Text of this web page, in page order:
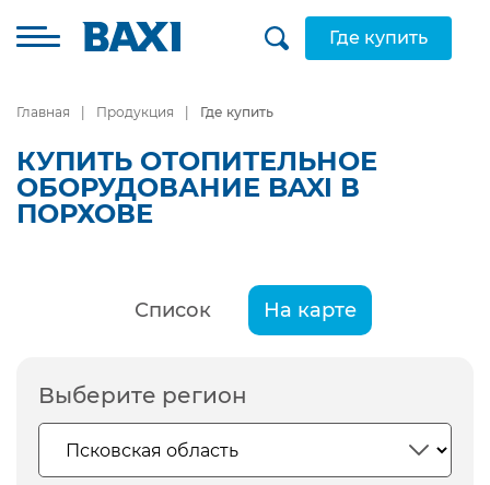
Где купить
Главная Продукция Где купить
КУПИТЬ ОТОПИТЕЛЬНОЕ
ОБОРУДОВАНИЕ BAXI В
ПОРХОВЕ
Список На карте
Выберите регион